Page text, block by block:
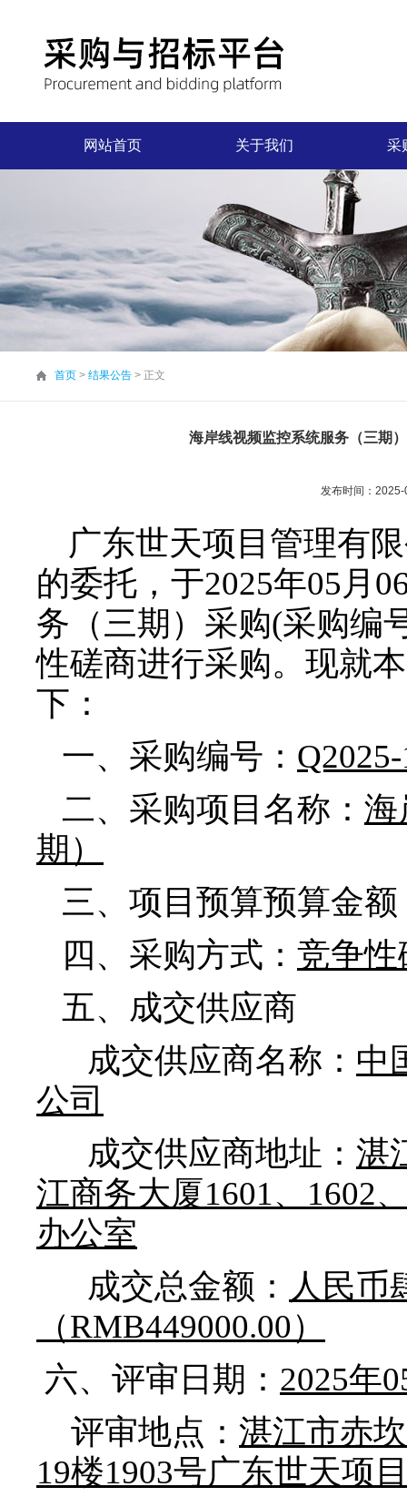
网站首页 关于我们 采
首页 > 结果公告 > 正文
海岸线视频监控系统服务（三期
发布时间：
广东世天项目管理有
的委托，于2025年05月
务（三期） 采购(采购编
性磋商进行采购。现就
下：
一、采购编号：
二、采购项目名称： 海
期）
三、项目预算预算金额
四、采购方式： 竞争性
五、成交供应商
成交供应商名称： 中
公司
成交供应商地址： 湛
江商务大厦1601、1602
办公室
成交总金额： 人民币
（RMB449000.00）
六、评审日期： 2025年
评审地点： 湛江市赤
19楼1903号广东世天项